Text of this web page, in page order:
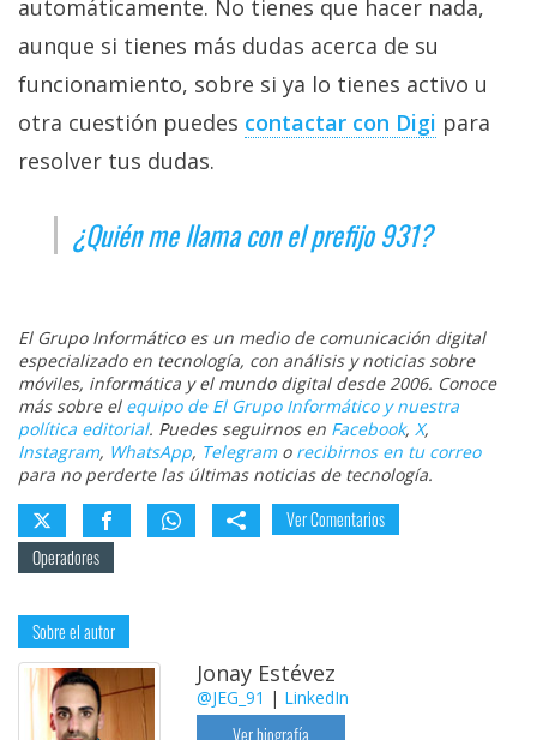
automáticamente. No tienes que hacer nada,
aunque si tienes más dudas acerca de su
funcionamiento, sobre si ya lo tienes activo u
otra cuestión puedes contactar con Digi‎ para
resolver tus dudas.
¿Quién me llama con el prefijo 931?
El Grupo Informático es un medio de comunicación digital
especializado en tecnología, con análisis y noticias sobre
móviles, informática y el mundo digital desde 2006. Conoce
más sobre el equipo de El Grupo Informático y nuestra
política editorial. Puedes seguirnos en Facebook, X,
Instagram, WhatsApp, Telegramo recibirnos en tu correo
para no perderte las últimas noticias de tecnología.
Ver Comentarios
Operadores
Sobre el autor
Jonay Estévez
@JEG_91 | LinkedIn
Ver biografía